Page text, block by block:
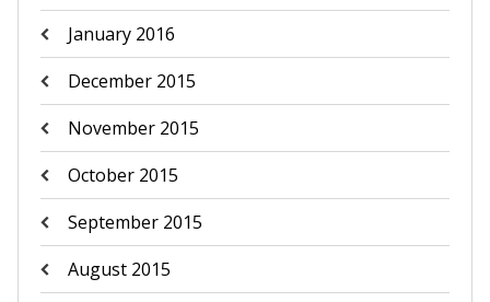
January 2016
December 2015
November 2015
October 2015
September 2015
August 2015